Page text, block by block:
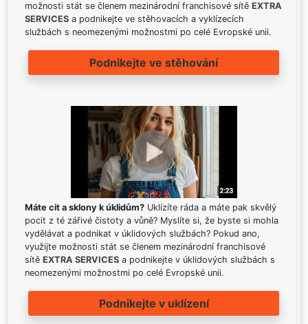
možnosti stát se členem mezinárodní franchisové sítě EXTRA
SERVICES a podnikejte ve stěhovacích a vyklízecích
službách s neomezenými možnostmi po celé Evropské unii.
Podnikejte ve stěhování
Máte cit a sklony k úklidům? Uklízíte ráda a máte pak skvělý
pocit z té zářivé čistoty a vůně? Myslíte si, že byste si mohla
vydělávat a podnikat v úklidových službách? Pokud ano,
využijte možnosti stát se členem mezinárodní franchisové
sítě EXTRA SERVICES a podnikejte v úklidových službách s
neomezenými možnostmi po celé Evropské unii.
Podnikejte v uklízení